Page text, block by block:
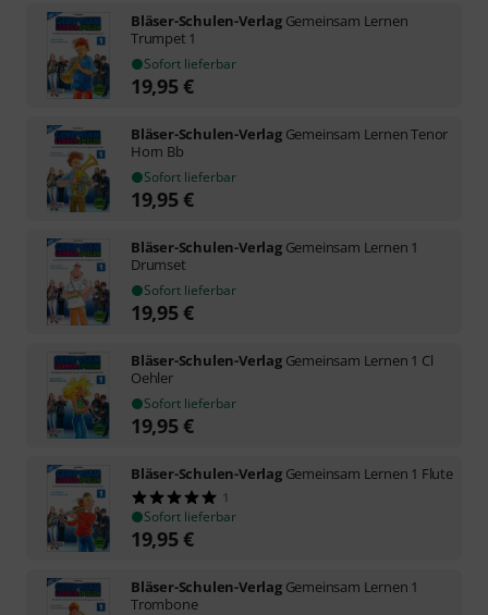
Bläser-Schulen-Verlag Gemeinsam Lernen
Trumpet 1
Sofort lieferbar
19,95€
Bläser-Schulen-Verlag Gemeinsam Lernen Tenor
Horn Bb
Sofort lieferbar
19,95€
Bläser-Schulen-Verlag Gemeinsam Lernen 1
Drumset
Sofort lieferbar
19,95€
Bläser-Schulen-Verlag Gemeinsam Lernen 1 Cl
Oehler
Sofort lieferbar
19,95€
Bläser-Schulen-Verlag Gemeinsam Lernen 1 Flute
1
Sofort lieferbar
19,95€
Bläser-Schulen-Verlag Gemeinsam Lernen 1
Trombone